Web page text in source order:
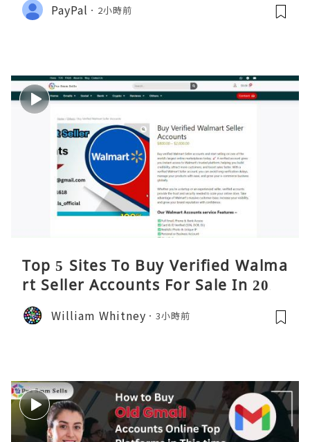
PayPal 2小時前
Top 5 Sites To Buy Verified Walma
rt Seller Accounts For Sale In 2026
William Whitney 3小時前